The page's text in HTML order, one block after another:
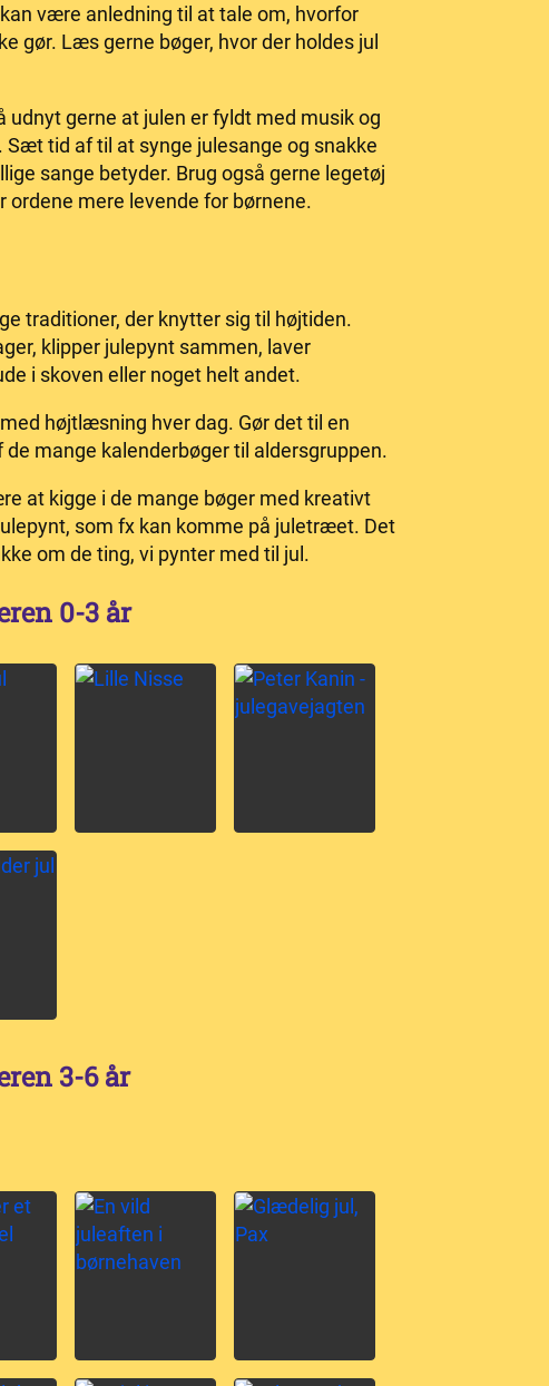
være anledning til at tale om, hvorfor
gør. Læs gerne bøger, hvor der holdes jul
udnyt gerne at julen er fyldt med musik og
Sæt tid af til at synge julesange og snakke
sange betyder. Brug også gerne legetøj
ordene mere levende for børnene.
traditioner, der knytter sig til højtiden.
klipper julepynt sammen, laver
i skoven eller noget helt andet.
højtlæsning hver dag. Gør det til en
mange kalenderbøger til aldersgruppen.
at kigge i de mange bøger med kreativt
som fx kan komme på juletræet. Det
om de ting, vi pynter med til jul.
0-3 år
3-6 år